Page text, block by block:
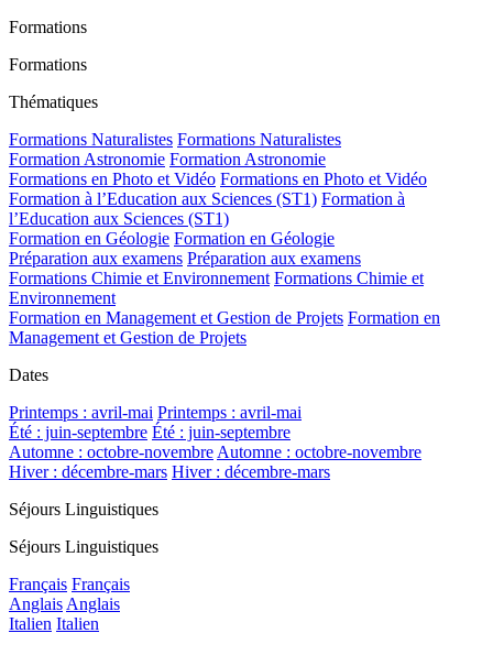
Formations
Formations
Thématiques
Formations Naturalistes Formations Naturalistes
Formation Astronomie Formation Astronomie
Formations en Photo et Vidéo Formations en Photo et Vidéo
Formation à l’Education aux Sciences (ST1) Formation à
l’Education aux Sciences (ST1)
Formation en Géologie Formation en Géologie
Préparation aux examens Préparation aux examens
Formations Chimie et Environnement Formations Chimie et
Environnement
Formation en Management et Gestion de Projets Formation en
Management et Gestion de Projets
Dates
Printemps : avril-mai Printemps : avril-mai
Été : juin-septembre Été : juin-septembre
Automne : octobre-novembre Automne : octobre-novembre
Hiver : décembre-mars Hiver : décembre-mars
Séjours Linguistiques
Séjours Linguistiques
Français Français
Anglais Anglais
Italien Italien